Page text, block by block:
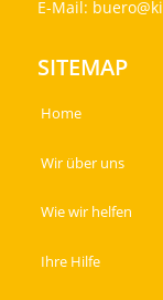
E-Mail:
SITEMAP
Home
Wir über uns
Wie wir helfen
Ihre Hilfe